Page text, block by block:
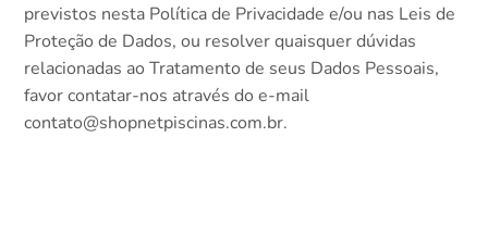
previstos nesta Política de Privacidade e/ou nas Leis de
Proteção de Dados, ou resolver quaisquer dúvidas
relacionadas ao Tratamento de seus Dados Pessoais,
favor contatar-nos através do e-mail
contato@shopnetpiscinas.com.br.